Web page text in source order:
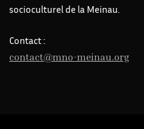
socioculturel de la Meinau.
Contact :
contact@mno-meinau.org